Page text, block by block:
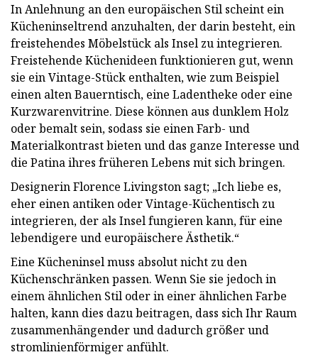
In Anlehnung an den europäischen Stil scheint ein
Kücheninseltrend anzuhalten, der darin besteht, ein
freistehendes Möbelstück als Insel zu integrieren.
Freistehende Küchenideen funktionieren gut, wenn
sie ein Vintage-Stück enthalten, wie zum Beispiel
einen alten Bauerntisch, eine Ladentheke oder eine
Kurzwarenvitrine. Diese können aus dunklem Holz
oder bemalt sein, sodass sie einen Farb- und
Materialkontrast bieten und das ganze Interesse und
die Patina ihres früheren Lebens mit sich bringen.
Designerin Florence Livingston sagt; „Ich liebe es,
eher einen antiken oder Vintage-Küchentisch zu
integrieren, der als Insel fungieren kann, für eine
lebendigere und europäischere Ästhetik.“
Eine Kücheninsel muss absolut nicht zu den
Küchenschränken passen. Wenn Sie sie jedoch in
einem ähnlichen Stil oder in einer ähnlichen Farbe
halten, kann dies dazu beitragen, dass sich Ihr Raum
zusammenhängender und dadurch größer und
stromlinienförmiger anfühlt.